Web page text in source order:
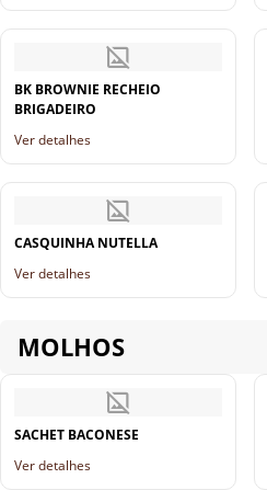
BK BROWNIE RECHEIO
BRIGADEIRO
Ver detalhes
CASQUINHA NUTELLA
Ver detalhes
MOLHOS
SACHET BACONESE
Ver detalhes